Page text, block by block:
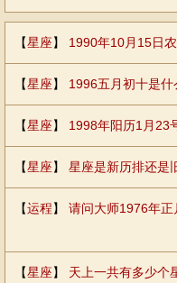
【星座】 1990年10月15日
【星座】 1996五月初十是什
【星座】 1998年阳历1月23
【星座】 星座是新历排还是
【运程】 请问大师1976年
【星座】 天上一共有多少个